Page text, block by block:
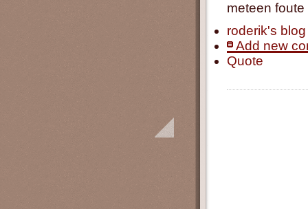
meteen
roderik's blog
Add new
Quote